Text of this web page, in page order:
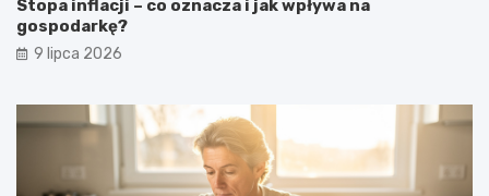
Stopa inflacji – co oznacza i jak wpływa na
gospodarkę?
9 lipca 2026